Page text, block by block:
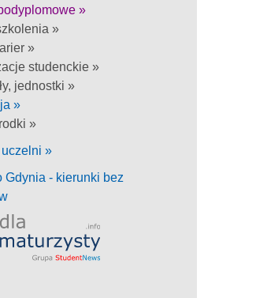
»
»
»
studenckie »
jednostki »
»
»
»
Gdynia - kierunki bez